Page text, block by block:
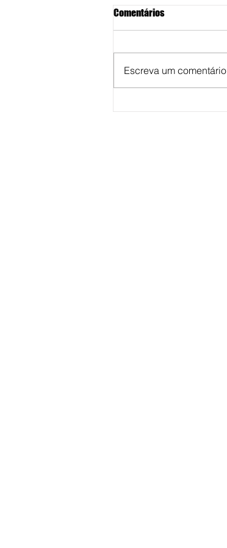
Comentários
Escreva um comentário